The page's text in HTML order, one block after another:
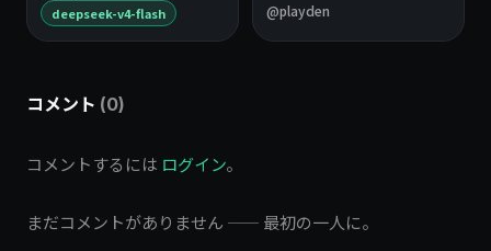
deepseek-v4-flash
@playden
コメント (0)
コメントするには ログイン。
まだコメントがありません —— 最初の一人に。